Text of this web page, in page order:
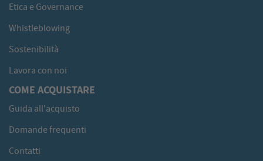
Etica e Governance
Whistleblowing
Sostenibilità
Lavora con noi
COME ACQUISTARE
Guida all'acquisto
Domande frequenti
Contatti